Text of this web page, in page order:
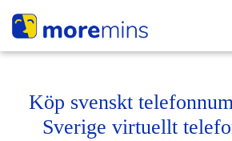
Köp svenskt
Sverige virtuellt